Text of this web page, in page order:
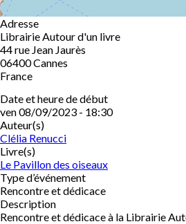
Adresse
Librairie Autour d'un livre
44 rue Jean Jaurès
06400Cannes
France
Date et heure de début
ven 08/09/2023 - 18:30
Auteur(s)
Clélia Renucci
Livre(s)
Le Pavillon des oiseaux
Type d’événement
Rencontre et dédicace
Description
Rencontre et dédicace à la Librairie